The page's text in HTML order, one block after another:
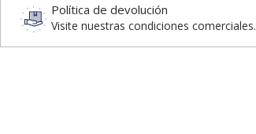
Política de devolución
Visite nuestras condiciones comerciales.